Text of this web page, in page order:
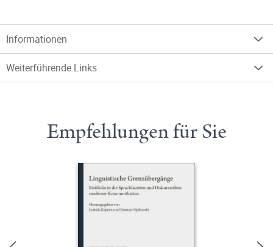
Informationen
Weiterführende Links
Empfehlungen für Sie